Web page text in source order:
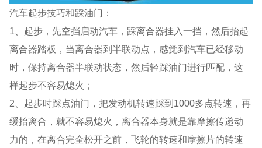
汽车起步技巧和踩油门：
1、起步，先空挡启动汽车，踩离合器挂入一挡，然后抬起
离合器踏板，当离合器到半联动点，感觉到汽车已经移动
时，保持离合器半联动状态，然后轻踩油门进行匹配，这
样起步不容易熄火；
2、起步时踩点油门，把发动机转速踩到1000多点转速，再
缓抬离合，就不容易熄火，离合器本身就是靠摩擦传递动
力的，在离合完全松开之前，飞轮的转速和摩擦片的转速